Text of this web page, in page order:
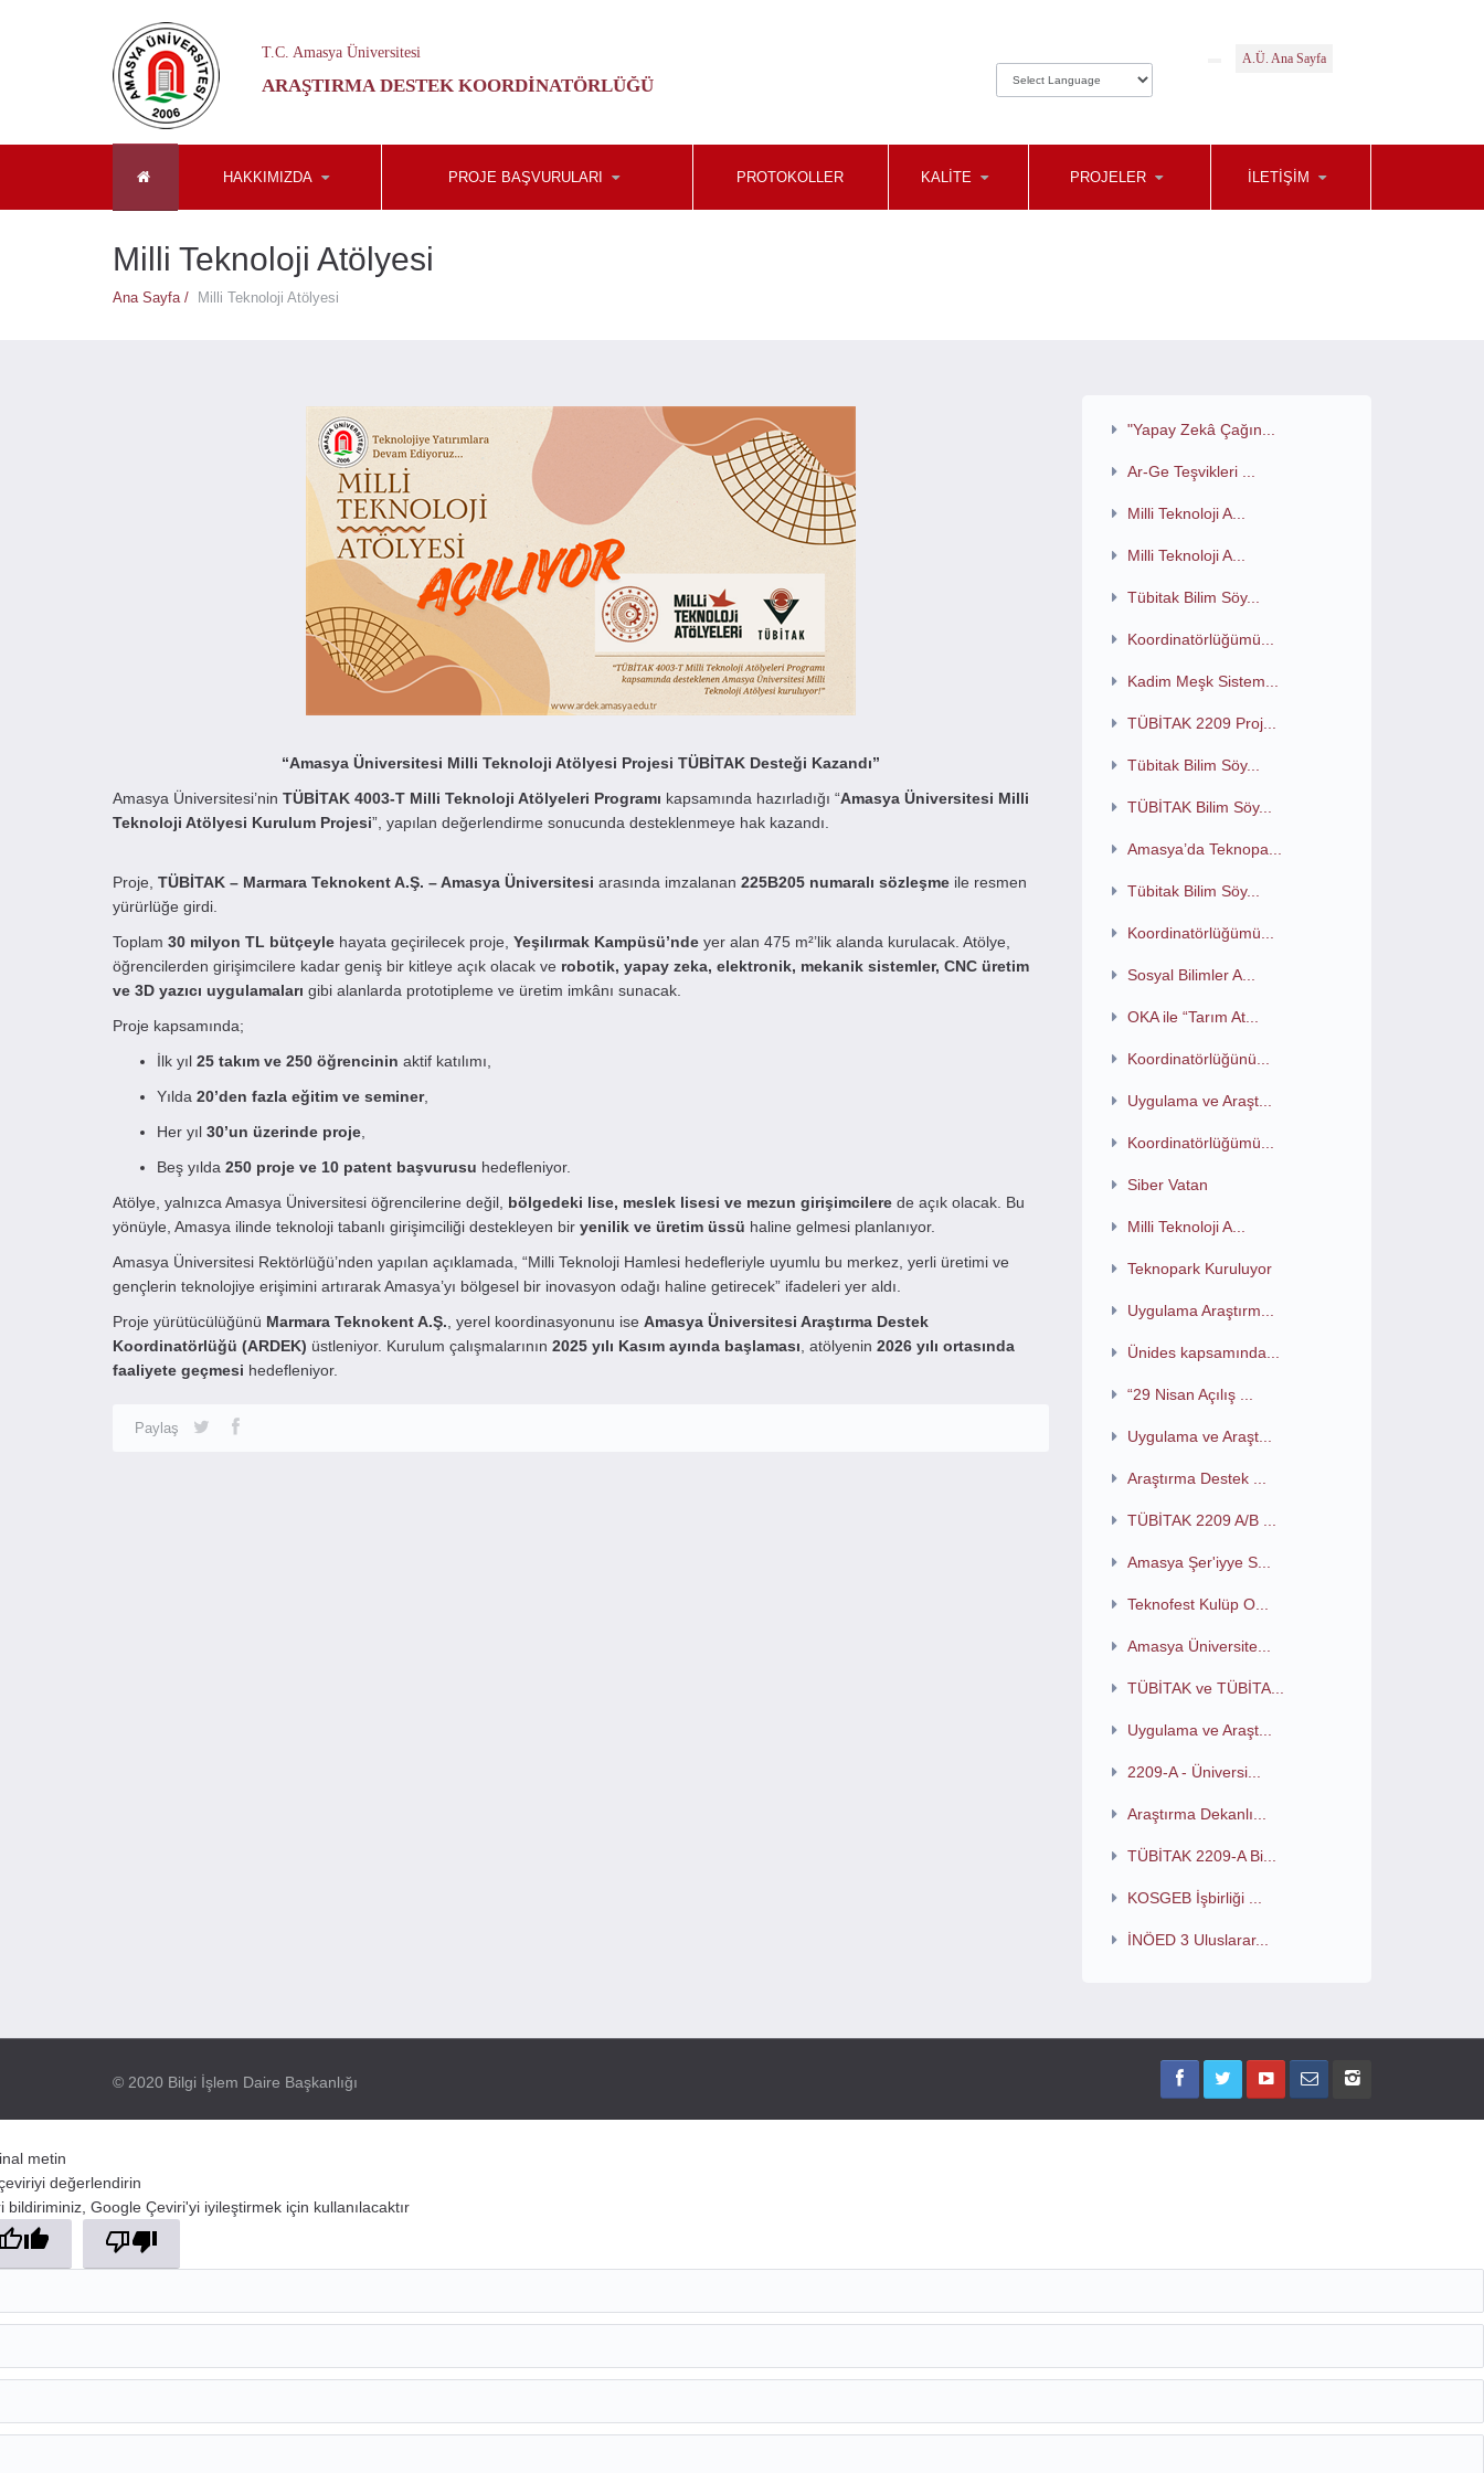
T.C. Amasya Üniversitesi
ARAŞTIRMA DESTEK KOORDINATÖRLÜĞÜ
A.Ü. Ana Sayfa
HAKKIMIZDA PROJE BAŞVURULARI PROTOKOLLER KALİTE PROJELER İLETIŞIM
Milli Teknoloji Atölyesi
Ana Sayfa / Milli Teknoloji Atölyesi
“Amasya Üniversitesi Milli Teknoloji Atölyesi Projesi TÜBİTAK Desteği Kazandı”
Amasya Üniversitesi’nin TÜBİTAK 4003-T Milli Teknoloji Atölyeleri Programı kapsamında hazırladığı “Amasya Üniversitesi Milli
Teknoloji Atölyesi Kurulum Projesi”, yapılan değerlendirme sonucunda desteklenmeye hak kazandı.
Proje, TÜBİTAK – Marmara Teknokent A.Ş. – Amasya Üniversitesi arasında imzalanan 225B205 numaralı sözleşme ile resmen
yürürlüğe girdi.
Toplam 30 milyon TL bütçeyle hayata geçirilecek proje, Yeşilırmak Kampüsü’nde yer alan 475 m²’lik alanda kurulacak. Atölye,
öğrencilerden girişimcilere kadar geniş bir kitleye açık olacak ve robotik, yapay zeka, elektronik, mekanik sistemler, CNC üretim
ve 3D yazıcı uygulamaları gibi alanlarda prototipleme ve üretim imkânı sunacak.
Proje kapsamında;
İlk yıl 25 takım ve 250 öğrencinin aktif katılımı,
Yılda 20’den fazla eğitim ve seminer,
Her yıl 30’un üzerinde proje
Beş yılda 250 proje ve 10 patent başvurusu hedefleniyor.
Atölye, yalnızca Amasya Üniversitesi öğrencilerine değil, bölgedeki lise, meslek lisesi ve mezun girişimcilere de açık olacak. Bu
yönüyle, Amasya ilinde teknoloji tabanlı girişimciliği destekleyen bir yenilik ve üretim üssü haline gelmesi planlanıyor.
Amasya Üniversitesi Rektörlüğü’nden yapılan açıklamada, “Milli Teknoloji Hamlesi hedefleriyle uyumlu bu merkez, yerli üretimi ve
gençlerin teknolojiye erişimini artırarak Amasya’yı bölgesel bir inovasyon odağı haline getirecek” ifadeleri yer aldı.
Proje yürütücülüğünü Marmara Teknokent A.Ş. , yerel koordinasyonunu ise Amasya Üniversitesi Araştırma Destek
Koordinatörlüğü (ARDEK) üstleniyor. Kurulum çalışmalarının 2025 yılı Kasım ayında başlaması , atölyenin 2026 yılı ortasında
faaliyete geçmesi hedefleniyor.
Paylaş
"Yapay Zekâ Çağın...
Ar-Ge Teşvikleri ...
Milli Teknoloji A...
Milli Teknoloji A...
Tübitak Bilim Söy...
Koordinatörlüğümü...
Kadim Meşk Sistem...
TÜBİTAK 2209 Proj...
Tübitak Bilim Söy...
TÜBİTAK Bilim Söy...
Amasya’da Teknopa...
Tübitak Bilim Söy...
Koordinatörlüğümü...
Sosyal Bilimler A...
OKA ile “Tarım At...
Koordinatörlüğünü...
Uygulama ve Araşt...
Koordinatörlüğümü...
Siber Vatan
Milli Teknoloji A...
Teknopark Kuruluyor
Uygulama Araştırm...
Ünides kapsamında...
“29 Nisan Açılış ...
Uygulama ve Araşt...
Araştırma Destek ...
TÜBİTAK 2209 A/B ...
Amasya Şer'iyye S...
Teknofest Kulüp O...
Amasya Üniversite...
TÜBİTAK ve TÜBİTA...
Uygulama ve Araşt...
2209-A - Üniversi...
Araştırma Dekanlı...
TÜBİTAK 2209-A Bi...
KOSGEB İşbirliği ...
İNÖED 3 Uluslarar...
© 2020 Bilgi İşlem Daire Başkanlığı
metin
değerlendirin
bildiriminiz, Google Çeviri'yi iyileştirmek için kullanılacaktır